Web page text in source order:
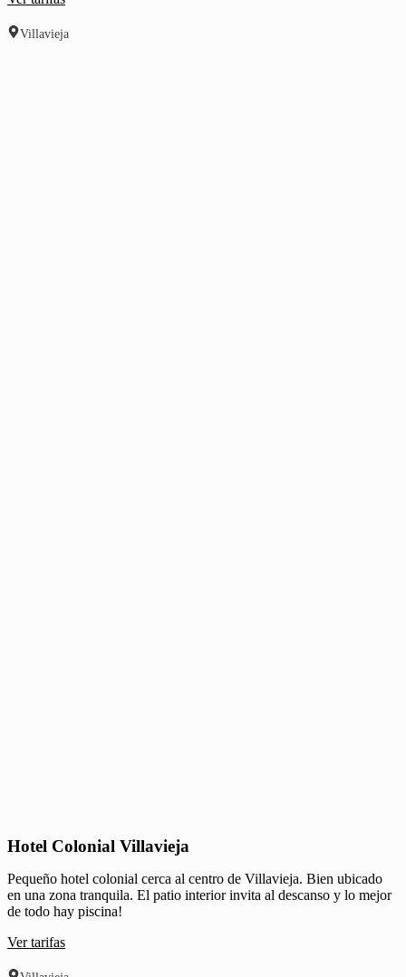
Villavieja
Hotel Colonial Villavieja
Pequeño hotel colonial cerca al centro de Villavieja. Bien ubicado
en una zona tranquila. El patio interior invita al descanso y lo mejor
de todo hay piscina!
Ver tarifas